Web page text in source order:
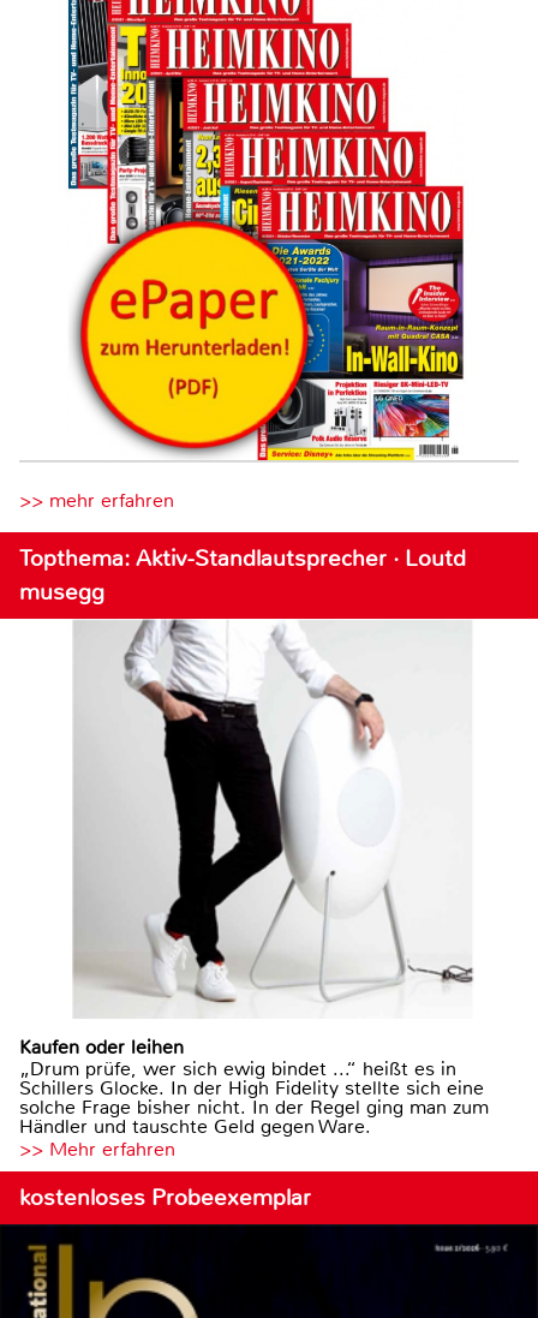
>> mehr erfahren
Topthema: Aktiv-Standlautsprecher · Loutd
musegg
Kaufen oder leihen
„Drum prüfe, wer sich ewig bindet ...“ heißt es in
Schillers Glocke. In der High Fidelity stellte sich eine
solche Frage bisher nicht. In der Regel ging man zum
Händler und tauschte Geld gegen Ware.
>> Mehr erfahren
kostenloses Probeexemplar